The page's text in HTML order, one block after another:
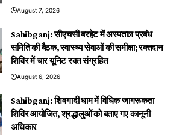
August 7, 2026
Sahibganj: सीएचसी बरहेट में अस्पताल प्रबंध
समिति की बैठक, स्वास्थ्य सेवाओं की समीक्षा; रक्तदान
शिविर में चार यूनिट रक्त संग्रहित
August 6, 2026
Sahibganj: शिवगादी धाम में विधिक जागरूकता
शिविर आयोजित, श्रद्धालुओं को बताए गए कानूनी
अधिकार